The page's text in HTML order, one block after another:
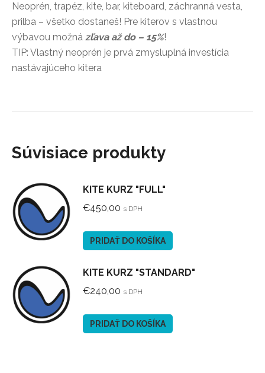
Neoprén, trapéz, kite, bar, kiteboard, záchranná vesta,
prilba – všetko dostaneš! Pre kiterov s vlastnou
výbavou možná zľava až do – 15%!
TIP: Vlastný neoprén je prvá zmysluplná investícia
nastávajúceho kitera
Súvisiace produkty
KITE KURZ "FULL"
€450,00 s DPH
PRIDAŤ DO KOŠÍKA
KITE KURZ "STANDARD"
€240,00 s DPH
PRIDAŤ DO KOŠÍKA